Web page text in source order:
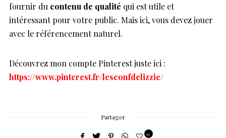
fournir du contenu de qualité qui est utile et
intéressant pour votre public. Mais ici, vous devez jouer
avec le référencement naturel.
Découvrez mon compte Pinterest juste ici :
https://www.pinterest.fr/lesconfdelizzie/
Partager
0